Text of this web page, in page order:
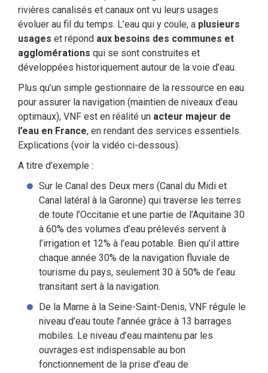
rivières canalisés et canaux ont vu leurs usages
évoluer au fil du temps. L’eau qui y coule, a plusieurs
usages et répond aux besoins des communes et
agglomérations qui se sont construites et
développées historiquement autour de la voie d’eau.
Plus qu’un simple gestionnaire de la ressource en eau
pour assurer la navigation (maintien de niveaux d’eau
optimaux), VNF est en réalité un acteur majeur de
l’eau en France, en rendant des services essentiels.
Explications (voir la vidéo ci-dessous).
A titre d’exemple :
Sur le Canal des Deux mers (Canal du Midi et
Canal latéral à la Garonne) qui traverse les terres
de toute l’Occitanie et une partie de l’Aquitaine 30
à 60% des volumes d’eau prélevés servent à
l’irrigation et 12% à l’eau potable. Bien qu’il attire
chaque année 30% de la navigation fluviale de
tourisme du pays, seulement 30 à 50% de l’eau
transitant sert à la navigation.
De la Marne à la Seine-Saint-Denis, VNF régule le
niveau d’eau toute l’année grâce à 13 barrages
mobiles. Le niveau d’eau maintenu par les
ouvrages est indispensable au bon
fonctionnement de la prise d’eau de